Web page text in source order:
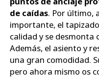
de caídas. Por último,
importante, el
calidad y se desmonta
Además, el asiento y
una gran comodidad.
pero ahora mismo os